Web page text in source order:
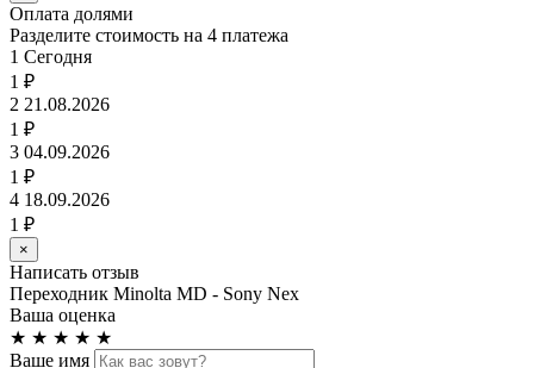
Оплата долями
Разделите стоимость на 4 платежа
1 Сегодня
1 ₽
2 21.08.2026
1 ₽
3 04.09.2026
1 ₽
4 18.09.2026
1 ₽
×
Написать отзыв
Переходник Minolta MD - Sony Nex
Ваша оценка
★ ★ ★ ★ ★
Ваше имя